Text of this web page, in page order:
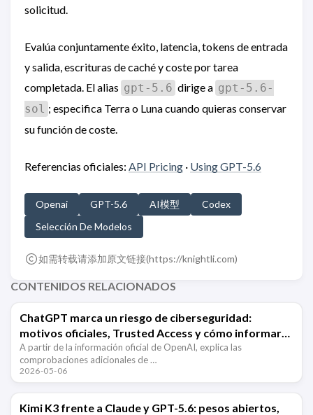
solicitud.
Evalúa conjuntamente éxito, latencia, tokens de entrada
y salida, escrituras de caché y coste por tarea
completada. El alias gpt-5.6 dirige a gpt-5.6-
sol ; especifica Terra o Luna cuando quieras conservar
su función de coste.
Referencias oficiales: API Pricing · Using GPT-5.6
Openai GPT-5.6 AI模型
Codex
Selección De Modelos
如需转载请添加原文链接(https://knightli.com)
CONTENIDOS RELACIONADOS
ChatGPT marca un riesgo de ciberseguridad:
motivos oficiales, Trusted Access y cómo informar
errores
A partir de la información oficial de OpenAI, explica las
comprobaciones adicionales de …
2026-05-06
Kimi K3 frente a Claude y GPT-5.6: pesos abiertos,